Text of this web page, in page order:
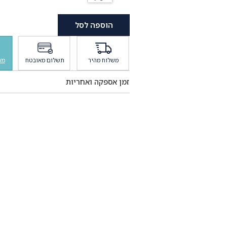
הוספה לסל
משלוח מהיר תשלום מאובטח
זמן אספקה ואחריות